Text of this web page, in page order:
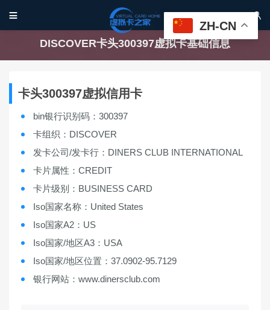
 
DISCOVER卡头300397虚拟卡基础信息
卡头300397虚拟信用卡
bin银行识别码：300397
卡组织：DISCOVER
发卡公司/发卡行：DINERS CLUB INTERNATIONAL
卡片属性：CREDIT
卡片级别：BUSINESS CARD
Iso国家名称：United States
Iso国家A2：US
Iso国家/地区A3：USA
Iso国家/地区位置：37.0902-95.7129
银行网站：www.dinersclub.com
ZH-CN